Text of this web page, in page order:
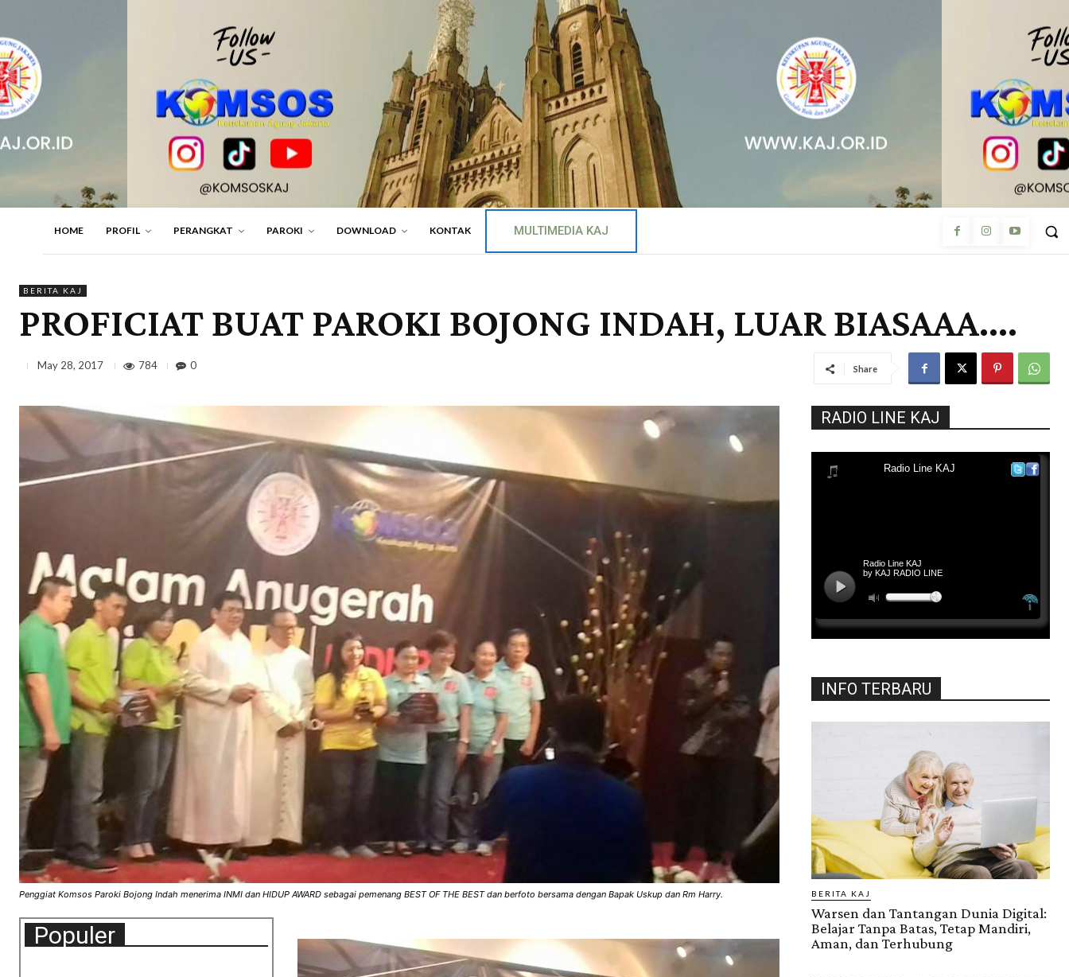
HOME PROFIL PERANGKAT PAROKI DOWNLOAD KONTAK MULTIMEDIA KAJ
BERITA KAJ
PROFICIAT BUAT PAROKI BOJONG INDAH, LUAR BIASAAA….
May 28, 2017 784 0 Share
Penggiat Komsos Paroki Bojong Indah menerima INMI dan HIDUP AWARD sebagai pemenang BEST OF THE BEST dan berfoto bersama dengan Bapak Uskup dan Rm Harry.
Populer
RADIO LINE KAJ
INFO TERBARU
BERITA KAJ
Warsen dan Tantangan Dunia Digital:
Belajar Tanpa Batas, Tetap Mandiri,
Aman, dan Terhubung